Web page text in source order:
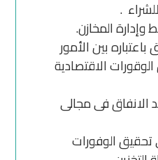
.
المخازن.
بين الأمور
الاقتصادية
الانفاق فى مجالى
تحقيق الوفورات